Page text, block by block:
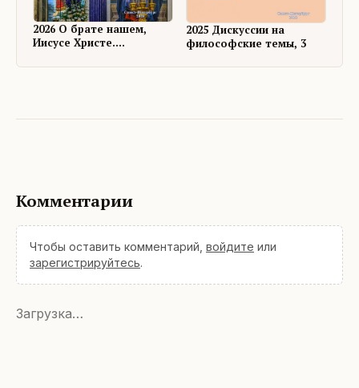
2026 О брате нашем,
Иисусе Христе.
дискуссии
2025 Дискуссии на
философские темы, 3
Комментарии
Чтобы оставить комментарий, войдите или
зарегистрируйтесь.
Загрузка…